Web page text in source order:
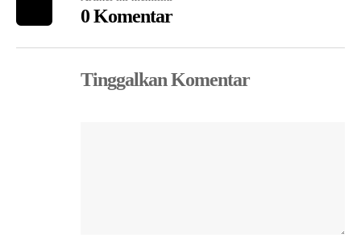
0 Komentar
Tinggalkan Komentar